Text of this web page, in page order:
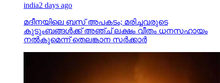
india2 days ago
മദീനയിലെ ബസ് അപകടം; മരിച്ചവരുടെ
കുടുംബങ്ങള്‍ക്ക് അഞ്ച് ലക്ഷം വീതം ധനസഹായം
നല്‍കുമെന്ന് തെലങ്കാന സര്‍ക്കാര്‍